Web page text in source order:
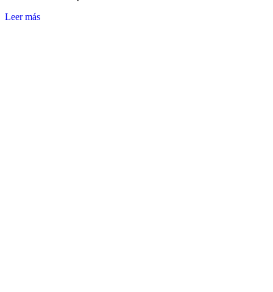
Leer más